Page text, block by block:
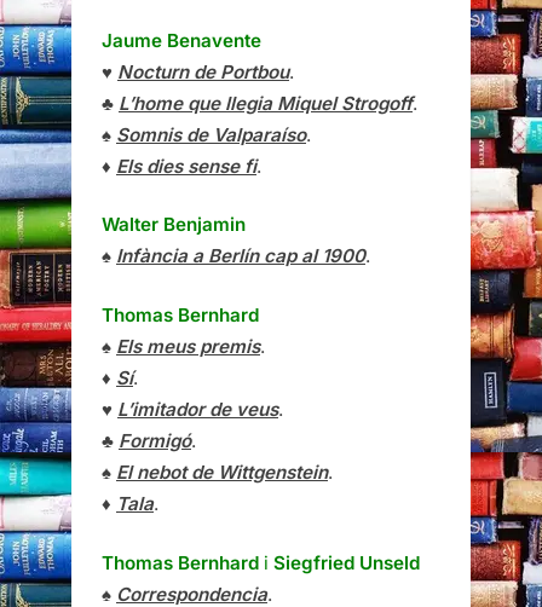
Jaume Benavente
♥ Nocturn de Portbou.
♣ L’home que llegia Miquel Strogoff.
♠ Somnis de Valparaíso.
♦ Els dies sense fi.
Walter Benjamin
♠ Infància a Berlín cap al 1900.
Thomas Bernhard
♠ Els meus premis.
♦ Sí.
♥ L’imitador de veus.
♣ Formigó.
♠ El nebot de Wittgenstein.
♦ Tala.
Thomas Bernhard i Siegfried Unseld
♠ Correspondencia.